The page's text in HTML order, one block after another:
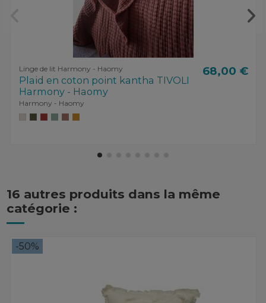
Linge de lit Harmony - Haomy
Plaid en coton point kantha TIVOLI
Harmony - Haomy
Harmony - Haomy
68,00 €
16 autres produits dans la même
catégorie :
-50%